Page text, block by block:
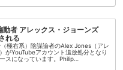
動者 アレックス・ジョーンズ
れる
極右系）陰謀論者のAlex Jones（アレ
がYouTubeアカウント追放処分となり
スになっています。Philip